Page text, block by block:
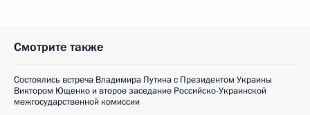
Смотрите также
Состоялись встреча Владимира Путина с Президентом Украины
Виктором Ющенко и второе заседание Российско-Украинской
межгосударственной комиссии